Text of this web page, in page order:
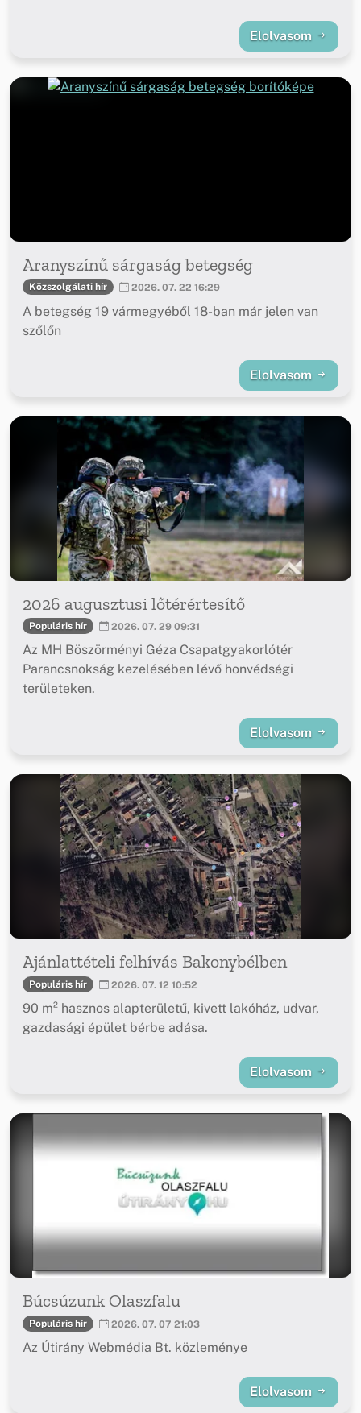
Elolvasom
Aranyszínű sárgaság betegség
Közszolgálati hír 2026. 07. 22 16:29
A betegség 19 vármegyéből 18-ban már jelen van
szőlőn
Elolvasom
2026 augusztusi lőtérértesítő
Populáris hír 2026. 07. 29 09:31
Az MH Böszörményi Géza Csapatgyakorlótér
Parancsnokság kezelésében lévő honvédségi
területeken.
Elolvasom
Ajánlattételi felhívás Bakonybélben
Populáris hír 2026. 07. 12 10:52
90 m² hasznos alapterületű, kivett lakóház, udvar,
gazdasági épület bérbe adása.
Elolvasom
Búcsúzunk Olaszfalu
Populáris hír 2026. 07. 07 21:03
Az Útirány Webmédia Bt. közleménye
Elolvasom